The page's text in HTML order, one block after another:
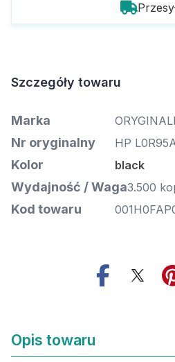
Szczegóły towaru
Marka
Nr oryginalny HP
Kolor black
Wydajność / Waga3.500
Kod towaru
Opis towaru